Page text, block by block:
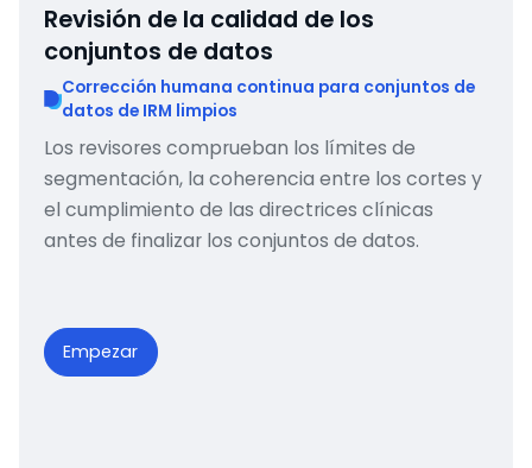
Revisión de la calidad de los
conjuntos de datos
Corrección humana continua para conjuntos de
datos de IRM limpios
Los revisores comprueban los límites de
segmentación, la coherencia entre los cortes y
el cumplimiento de las directrices clínicas
antes de finalizar los conjuntos de datos.
Empezar